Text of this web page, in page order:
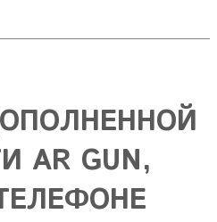
AR GUN,